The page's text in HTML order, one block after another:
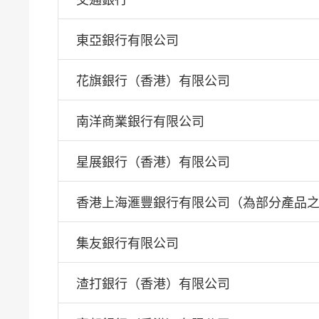
東亞銀行有限公司
花旗銀行（香港）有限公司
南洋商業銀行有限公司
星展銀行（香港）有限公司
香港上海滙豐銀行有限公司（為部分產品之
集友銀行有限公司
渣打銀行（香港）有限公司